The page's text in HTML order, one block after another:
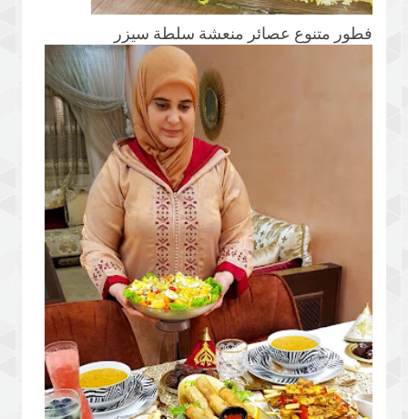
فطور متنوع عصائر منعشة سلطة سيزر